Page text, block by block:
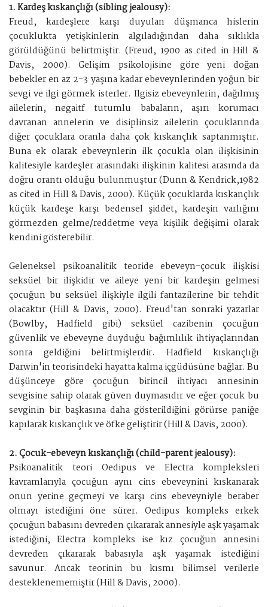
1. Kardeş kıskançlığı (sibling jealousy):
Freud, kardeşlere karşı duyulan düşmanca hislerin
çocuklukta yetişkinlerin algıladığından daha sıklıkla
görüldüğünü belirtmiştir. (Freud, 1900 as cited in Hill &
Davis, 2000). Gelişim psikolojisine göre yeni doğan
bebekler en az 2-3 yaşına kadar ebeveynlerinden yoğun bir
sevgi ve ilgi görmek isterler. İlgisiz ebeveynlerin, dağılmış
ailelerin, negaitf tutumlu babaların, aşırı korumacı
davranan annelerin ve disiplinsiz ailelerin çocuklarında
diğer çocuklara oranla daha çok kıskançlık saptanmıştır.
Buna ek olarak ebeveynlerin ilk çocukla olan ilişkisinin
kalitesiyle kardeşler arasındaki ilişkinin kalitesi arasında da
doğru orantı olduğu bulunmuştur (Dunn & Kendrick,1982
as cited in Hill & Davis, 2000). Küçük çocuklarda kıskançlık
küçük kardeşe karşı bedensel şiddet, kardeşin varlığını
görmezden gelme/reddetme veya kişilik değişimi olarak
kendini gösterebilir.
Geleneksel psikoanalitik teoride ebeveyn-çocuk ilişkisi
seksüel bir ilişkidir ve aileye yeni bir kardeşin gelmesi
çocuğun bu seksüel ilişkiyle ilgili fantazilerine bir tehdit
olacaktır (Hill & Davis, 2000). Freud'tan sonraki yazarlar
(Bowlby, Hadfield gibi) seksüel cazibenin çocuğun
güvenlik ve ebeveyne duyduğu bağımlılık ihtiyaçlarından
sonra geldiğini belirtmişlerdir. Hadfield kıskançlığı
Darwin'in teorisindeki hayatta kalma içgüdüsüne bağlar. Bu
düşünceye göre çocuğun birincil ihtiyacı annesinin
sevgisine sahip olarak güven duymasıdır ve eğer çocuk bu
sevginin bir başkasına daha gösterildiğini görürse paniğe
kapılarak kıskançlık ve öfke geliştirir (Hill & Davis, 2000).
2. Çocuk-ebeveyn kıskançlığı (child-parent jealousy):
Psikoanalitik teori Oedipus ve Electra kompleksleri
kavramlarıyla çocuğun aynı cins ebeveynini kıskanarak
onun yerine geçmeyi ve karşı cins ebeveyniyle beraber
olmayı istediğini öne sürer. Oedipus kompleks erkek
çocuğun babasını devreden çıkararak annesiyle aşk yaşamak
istediğini, Electra kompleks ise kız çocuğun annesini
devreden çıkararak babasıyla aşk yaşamak istediğini
savunur. Ancak teorinin bu kısmı bilimsel verilerle
desteklenememiştir (Hill & Davis, 2000).